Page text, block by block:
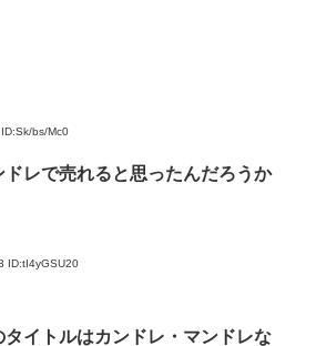
ID:Sk/bs/Mc0
ドレで売れると思ったんだろうか
ID:tI4yGSU20
タイトルはカンドレ・マンドレな